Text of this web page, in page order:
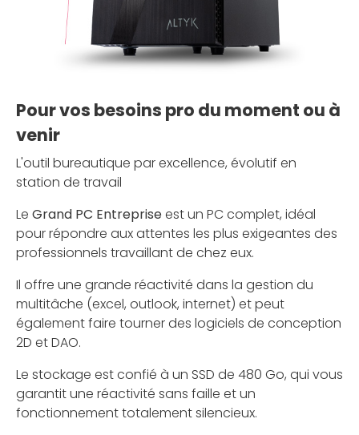
Pour vos besoins pro du moment ou à
venir
L'outil bureautique par excellence, évolutif en
station de travail
Le Grand PC Entrepriseest un PC complet, idéal
pour répondre aux attentes les plus exigeantes des
professionnels travaillant de chez eux.
Il offre une grande réactivité dans la gestion du
multitâche (excel, outlook, internet) et peut
également faire tourner des logiciels de conception
2D et DAO.
Le stockage est confié à un SSD de 480 Go, qui vous
garantit une réactivité sans faille et un
fonctionnement totalement silencieux.